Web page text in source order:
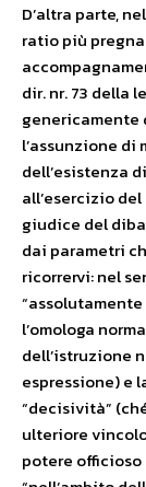
D’altra parte,
ratio più
dir. nr. 73 della
genericamente
l’assunzione di
dell’esistenza
all’esercizio
giudice del
dai parametri
ricorrervi: nel
l’omologa
dell’istruzione
espressione) e
“decisività”
ulteriore
potere